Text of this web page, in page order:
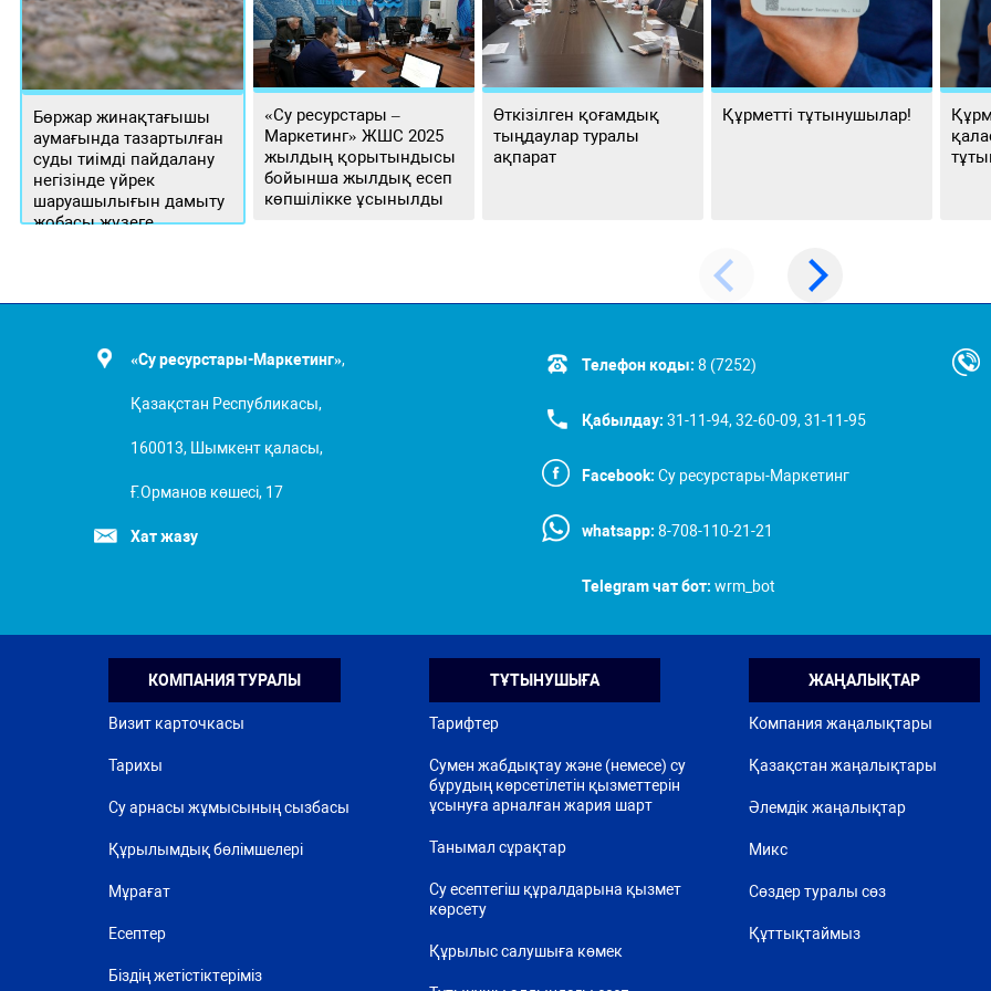
Бөржар жинақтағышы
аумағында тазартылған
суды тиімді пайдалану
негізінде үйрек
шаруашылығын дамыту
жобасы жүзеге
«Су ресурстары –
Маркетинг» ЖШС 2025
жылдың қорытындысы
бойынша жылдық есеп
көпшілікке ұсынылды
Өткізілген қоғамдық
тыңдаулар туралы
ақпарат
Құрметті тұтынушылар!
«Су ресурстары-Маркетинг»,
Қазақстан Республикасы,
160013, Шымкент қаласы,
Ғ.Орманов көшесі, 17
Хат жазу
Телефон коды: 8 (7252)
Қабылдау: 31-11-94, 32-60-09, 31-11-95
Facebook: Су ресурстары-Маркетинг
whatsapp: 8-708-110-21-21
Telegram чат бот: wrm_bot
КОМПАНИЯ ТУРАЛЫ
Визит карточкасы
Тарихы
Су арнасы жұмысының сызбасы
Құрылымдық бөлімшелері
Мұрағат
Есептер
Біздің жетістіктеріміз
ТҰТЫНУШЫҒА
Тарифтер
Сумен жабдықтау және (немесе) су
бұрудың көрсетілетін қызметтерін
ұсынуға арналған жария шарт
Танымал сұрақтар
Су есептегіш құралдарына қызмет
көрсету
Құрылыс салушыға көмек
ЖАҢАЛЫҚТАР
Компания жаңалықтары
Қазақстан жаңалықтары
Әлемдік жаңалықтар
Микс
Сөздер туралы сөз
Құттықтаймыз